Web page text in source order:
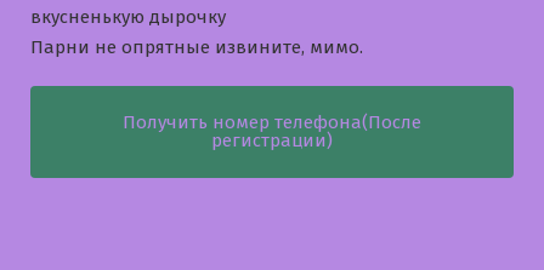
вкусненькую дырочку
Парни не опрятные извините, мимо.
Получить номер телефона(После
регистрации)